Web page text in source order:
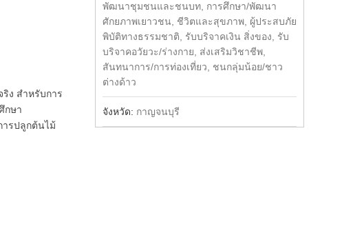
ง สำหรับการ
กษา
รปลูกต้นไม้
พัฒนาชุมชนและชนบท, การศึกษา/พัฒนา
ศักยภาพเยาวชน, ชีวิตและสุขภาพ, ผู้ประสบภัย
พิบัติทางธรรมชาติ, รับบริจาคเงิน สิ่งของ, รับ
บริจาคอวัยวะ/ร่างกาย, ส่งเสริมวิชาชีพ,
สันทนาการ/การท่องเที่ยว, ชนกลุ่มน้อย/ชาว
ต่างด้าว
จังหวัด: กาญจนบุรี